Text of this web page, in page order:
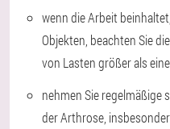
wenn die Arbeit
Objekten, beachten Sie
von Lasten größer als
nehmen Sie regelmäßige
der Arthrose,